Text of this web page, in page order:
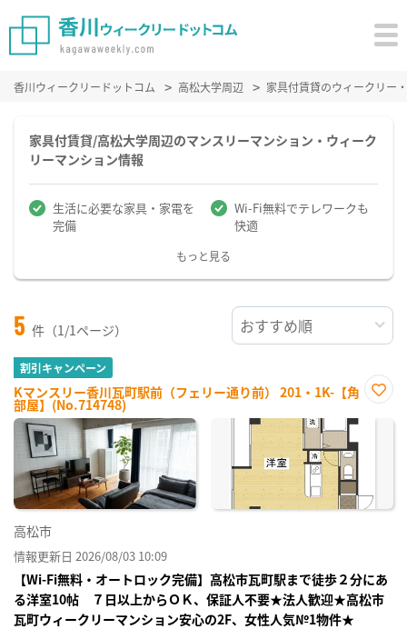
香川ウィークリードットコム 高松大学周辺 家具付賃貸のウィークリー
家具付賃貸/高松大学周辺のマンスリーマンション・ウィーク
リーマンション情報
生活に必要な家具・家電を
完備
Wi-Fi無料でテレワークも
快適
もっと見る
5 件（1/1ページ）
割引キャンペーン
Kマンスリー香川瓦町駅前（フェリー通り前） 201・1K-【角
部屋】(No.714748)
に入
高松市
情報更新日 2026/08/03 10:09
【Wi-Fi無料・オートロック完備】高松市瓦町駅まで徒歩２分にあ
る洋室10帖 ７日以上からＯＫ、保証人不要★法人歓迎★高松市
瓦町ウィークリーマンション安心の2F、女性人気№1物件★